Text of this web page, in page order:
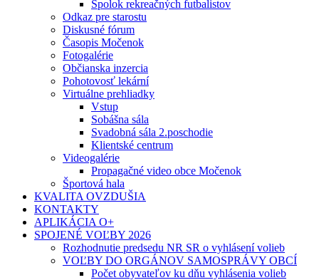
Spolok rekreačných futbalistov
Odkaz pre starostu
Diskusné fórum
Časopis Močenok
Fotogalérie
Občianska inzercia
Pohotovosť lekární
Virtuálne prehliadky
Vstup
Sobášna sála
Svadobná sála 2.poschodie
Klientské centrum
Videogalérie
Propagačné video obce Močenok
Športová hala
KVALITA OVZDUŠIA
KONTAKTY
APLIKÁCIA O+
SPOJENÉ VOĽBY 2026
Rozhodnutie predsedu NR SR o vyhlásení volieb
VOĽBY DO ORGÁNOV SAMOSPRÁVY OBCÍ
Počet obyvateľov ku dňu vyhlásenia volieb